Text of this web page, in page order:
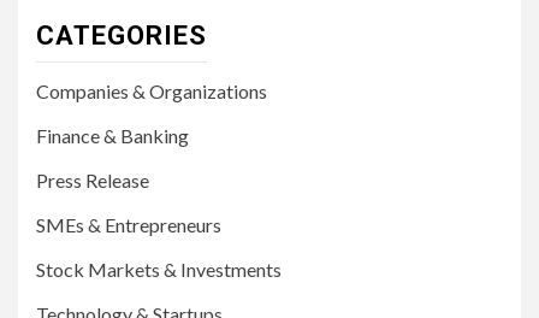
CATEGORIES
Companies & Organizations
Finance & Banking
Press Release
SMEs & Entrepreneurs
Stock Markets & Investments